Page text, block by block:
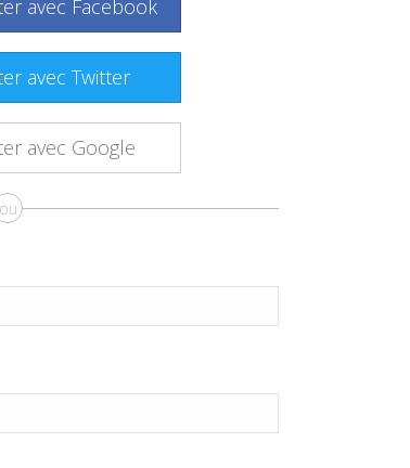
avec Facebook
avec Twitter
avec Google
ou